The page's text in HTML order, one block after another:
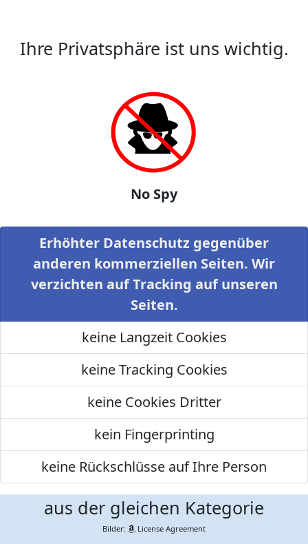
Ihre Privatsphäre ist uns wichtig.
No Spy
Erhöhter Datenschutz gegenüber
anderen kommerziellen Seiten. Wir
verzichten auf Tracking auf unseren
Seiten.
keine Langzeit Cookies
keine Tracking Cookies
keine Cookies Dritter
kein Fingerprinting
keine Rückschlüsse auf Ihre Person
aus der gleichen Kategorie
Bilder: License Agreement